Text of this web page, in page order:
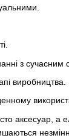
з сучасним
виробництва.
аксесуар,